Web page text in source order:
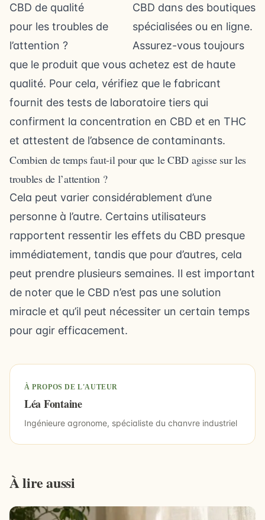
CBD dans des boutiques
spécialisées ou en ligne.
Assurez-vous toujours
que le produit que vous achetez est de haute
qualité. Pour cela, vérifiez que le fabricant
fournit des tests de laboratoire tiers qui
confirment la concentration en CBD et en THC
et attestent de l’absence de contaminants.
Combien de temps faut-il pour que le CBD agisse sur les
troubles de l’attention ?
Cela peut varier considérablement d’une
personne à l’autre. Certains utilisateurs
rapportent ressentir les effets du CBD presque
immédiatement, tandis que pour d’autres, cela
peut prendre plusieurs semaines. Il est important
de noter que le CBD n’est pas une solution
miracle et qu’il peut nécessiter un certain temps
pour agir efficacement.
À PROPOS DE L'AUTEUR
Léa Fontaine
Ingénieure agronome, spécialiste du chanvre industriel
À lire aussi